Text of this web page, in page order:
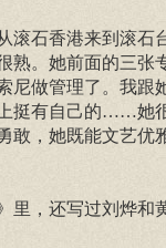
滚石香港来到滚石
熟。她前面的三张
尼做管理了。我跟
挺有自己的……她
敢，她既能文艺优
里，还写过刘烨和